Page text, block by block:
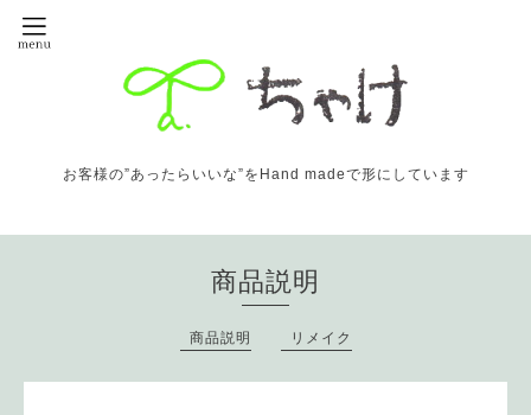
お客様の”あったらいいな”をHand madeで形にしています
商品説明
商品説明 リメイク